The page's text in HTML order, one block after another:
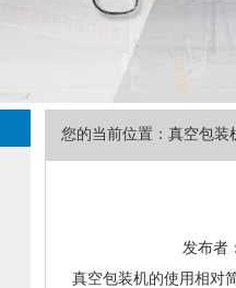
您的当前位置： 真空包装
发布者
真空包装机的使用相对